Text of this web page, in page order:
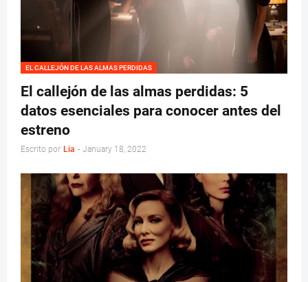
EL CALLEJÓN DE LAS ALMAS PERDIDAS
El callejón de las almas perdidas: 5
datos esenciales para conocer antes del
estreno
Escrito por Lia - January 18, 2022